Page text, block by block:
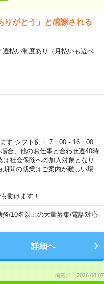
りがとう」と感謝される
払い制度あり（月払いも選べ
す シフト例： 7：00～16：00
合、他のお仕事と合わせ週40時
社会保険への加入対象となり
間の就業はご案内が難しい場
働けます！
務/10名以上の大量募集/電話対応
詳細へ
掲載日：2026.08.07